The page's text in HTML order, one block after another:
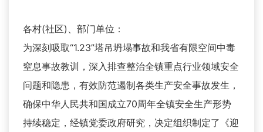
各村(社区)、部门单位：
为深刻吸取“1.23”塔吊坍塌事故和我省有限空间中毒
窒息事故教训，深入排查整治全镇重点行业领域安全
问题和隐患，有效防范遏制各类生产安全事故发生，
确保中华人民共和国成立70周年全镇安全生产形势
持续稳定，经镇党委政府研究，决定组织制定了《迎